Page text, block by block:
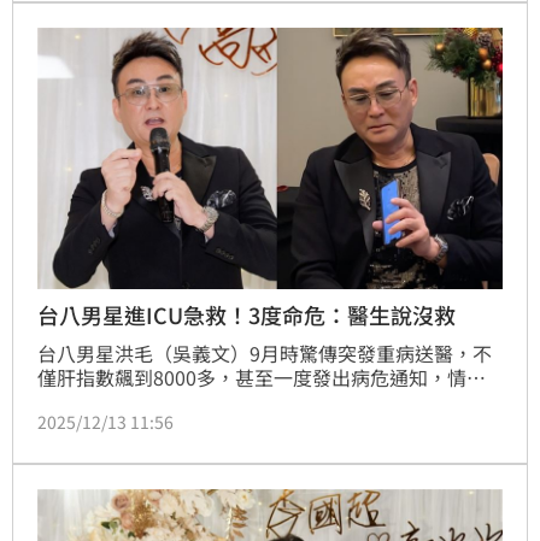
馬國畢（馬國弼）知道他的真正病況。趙浩雲
台八男星進ICU急救！3度命危：醫生說沒救
台八男星洪毛（吳義文）9月時驚傳突發重病送醫，不
僅肝指數飆到8000多，甚至一度發出病危通知，情況
禮，這也是他痊癒後首度在媒體前露面，他表示先是猛
疸，前後住院住了三個月，接到兩次病危通知，直到上
週才真正出院，體重暴瘦了15公斤，幾乎是鬼門關前走
一回。趙浩雲
2025/12/13 11:56